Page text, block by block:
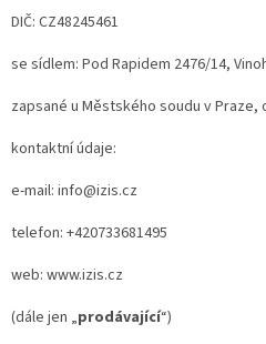
DIČ: CZ48245461
se sídlem: Pod Rapidem 2476/14,
zapsané u Městského soudu v
kontaktní údaje:
e-mail: info@izis.cz
telefon: +420733681495
web: www.izis.cz
(dále jen „prodávající“)